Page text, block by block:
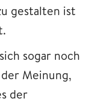
gestalten ist
sogar noch
Meinung,
der